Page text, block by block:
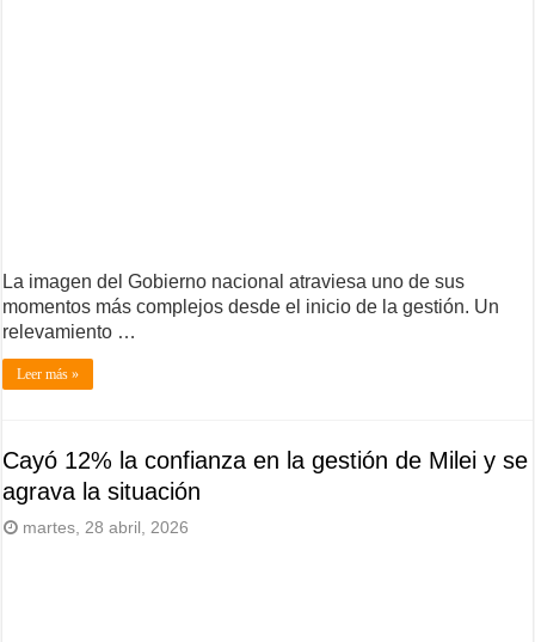
La imagen del Gobierno nacional atraviesa uno de sus
momentos más complejos desde el inicio de la gestión. Un
relevamiento …
Leer más »
Cayó 12% la confianza en la gestión de Milei y se
agrava la situación
martes, 28 abril, 2026